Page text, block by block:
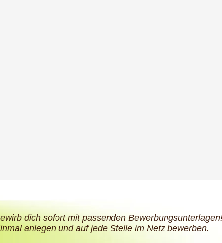
dich sofort mit passenden Bewerbungsunterlagen!
anlegen und auf jede Stelle im Netz bewerben.